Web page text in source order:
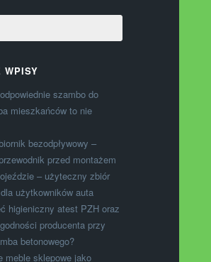
WPISY
szambo do
mieszkańców to nie
bezodpływowy –
przed montażem
– użyteczny zbiór
użytkowników auta
higieniczny atest PZH oraz
producenta przy
betonowego?
meble sklepowe jako